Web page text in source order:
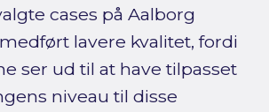
cases på Aalborg
lavere kvalitet, fordi
ser ud til at have tilpasset
niveau til disse